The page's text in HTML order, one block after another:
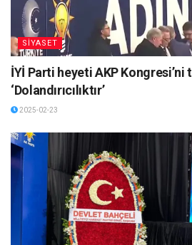
SİYASET
İYİ Parti heyeti AKP Kongresi’ni
‘Dolandırıcılıktır’
2025-02-23